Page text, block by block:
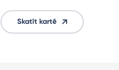
Skatīt kartē